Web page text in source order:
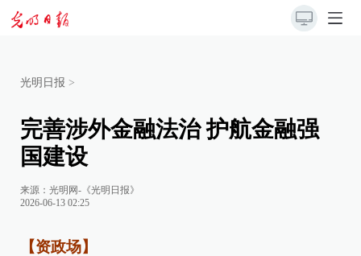
光明日报 >
完善涉外金融法治 护航金融强
国建设
来源： 光明网-《光明日报》
2026-06-13 02:25
【资政场】